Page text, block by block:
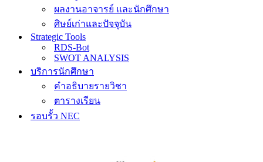
ผลงานอาจารย์ และนักศึกษา
ศิษย์เก่าและปัจจุบัน
Strategic Tools
RDS-Bot
SWOT ANALYSIS
บริการนักศึกษา
คำอธิบายรายวิชา
ตารางเรียน
รอบรั้ว NEC